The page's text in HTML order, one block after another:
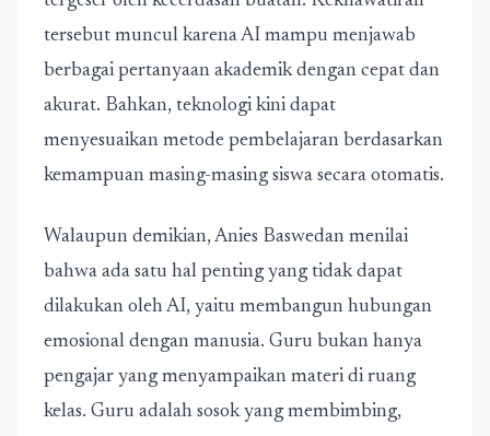
tersebut muncul karena AI mampu menjawab
berbagai pertanyaan akademik dengan cepat dan
akurat. Bahkan, teknologi kini dapat
menyesuaikan metode pembelajaran berdasarkan
kemampuan masing-masing siswa secara otomatis.
Walaupun demikian, Anies Baswedan menilai
bahwa ada satu hal penting yang tidak dapat
dilakukan oleh AI, yaitu membangun hubungan
emosional dengan manusia. Guru bukan hanya
pengajar yang menyampaikan materi di ruang
kelas. Guru adalah sosok yang membimbing,